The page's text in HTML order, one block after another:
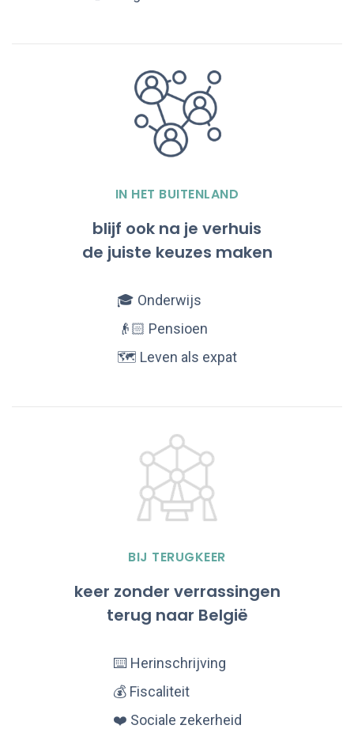
IN HET BUITENLAND
blijf ook na je verhuis
de juiste keuzes maken
🎓 Onderwijs
👴🏻 Pensioen
🗺️ Leven als expat
BIJ TERUGKEER
keer zonder verrassingen
terug naar België
⌨️ Herinschrijving
💰 Fiscaliteit
❤️ Sociale zekerheid